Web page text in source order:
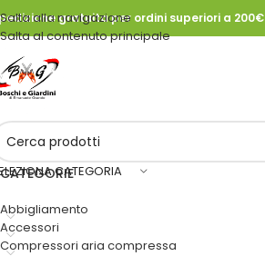
Salta alla navigazione
Salta al contenuto principale
gratuita per ordini superiori a 200€
CATEGORIA
CATEGORIE
Abbigliamento
Accessori
Compressori aria compressa